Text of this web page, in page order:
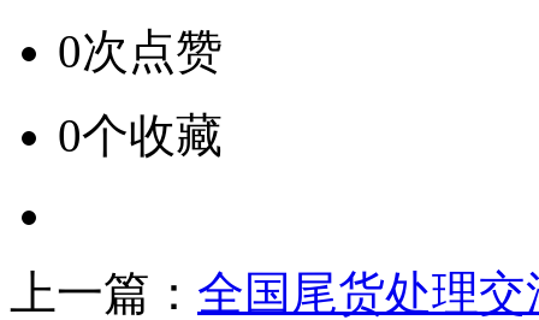
0次点赞
0个收藏
上一篇： 全国尾货处理交